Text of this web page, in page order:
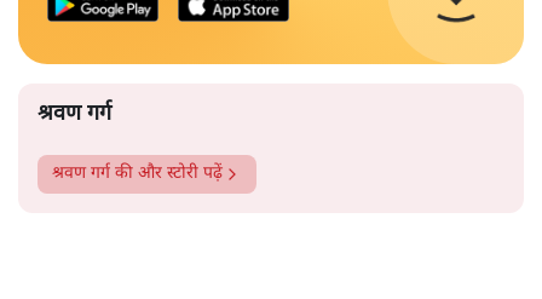
श्रवण गर्ग
श्रवण गर्ग की और स्टोरी पढ़ें